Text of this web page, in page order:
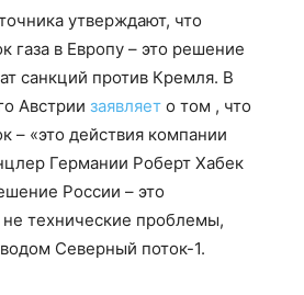
утверждают, что
газа в Европу – это решение
санкций против Кремля. В
Австрии заявляет о том , что
– «это действия компании
Германии Роберт Хабек
России – это
не технические проблемы,
Северный поток-1.